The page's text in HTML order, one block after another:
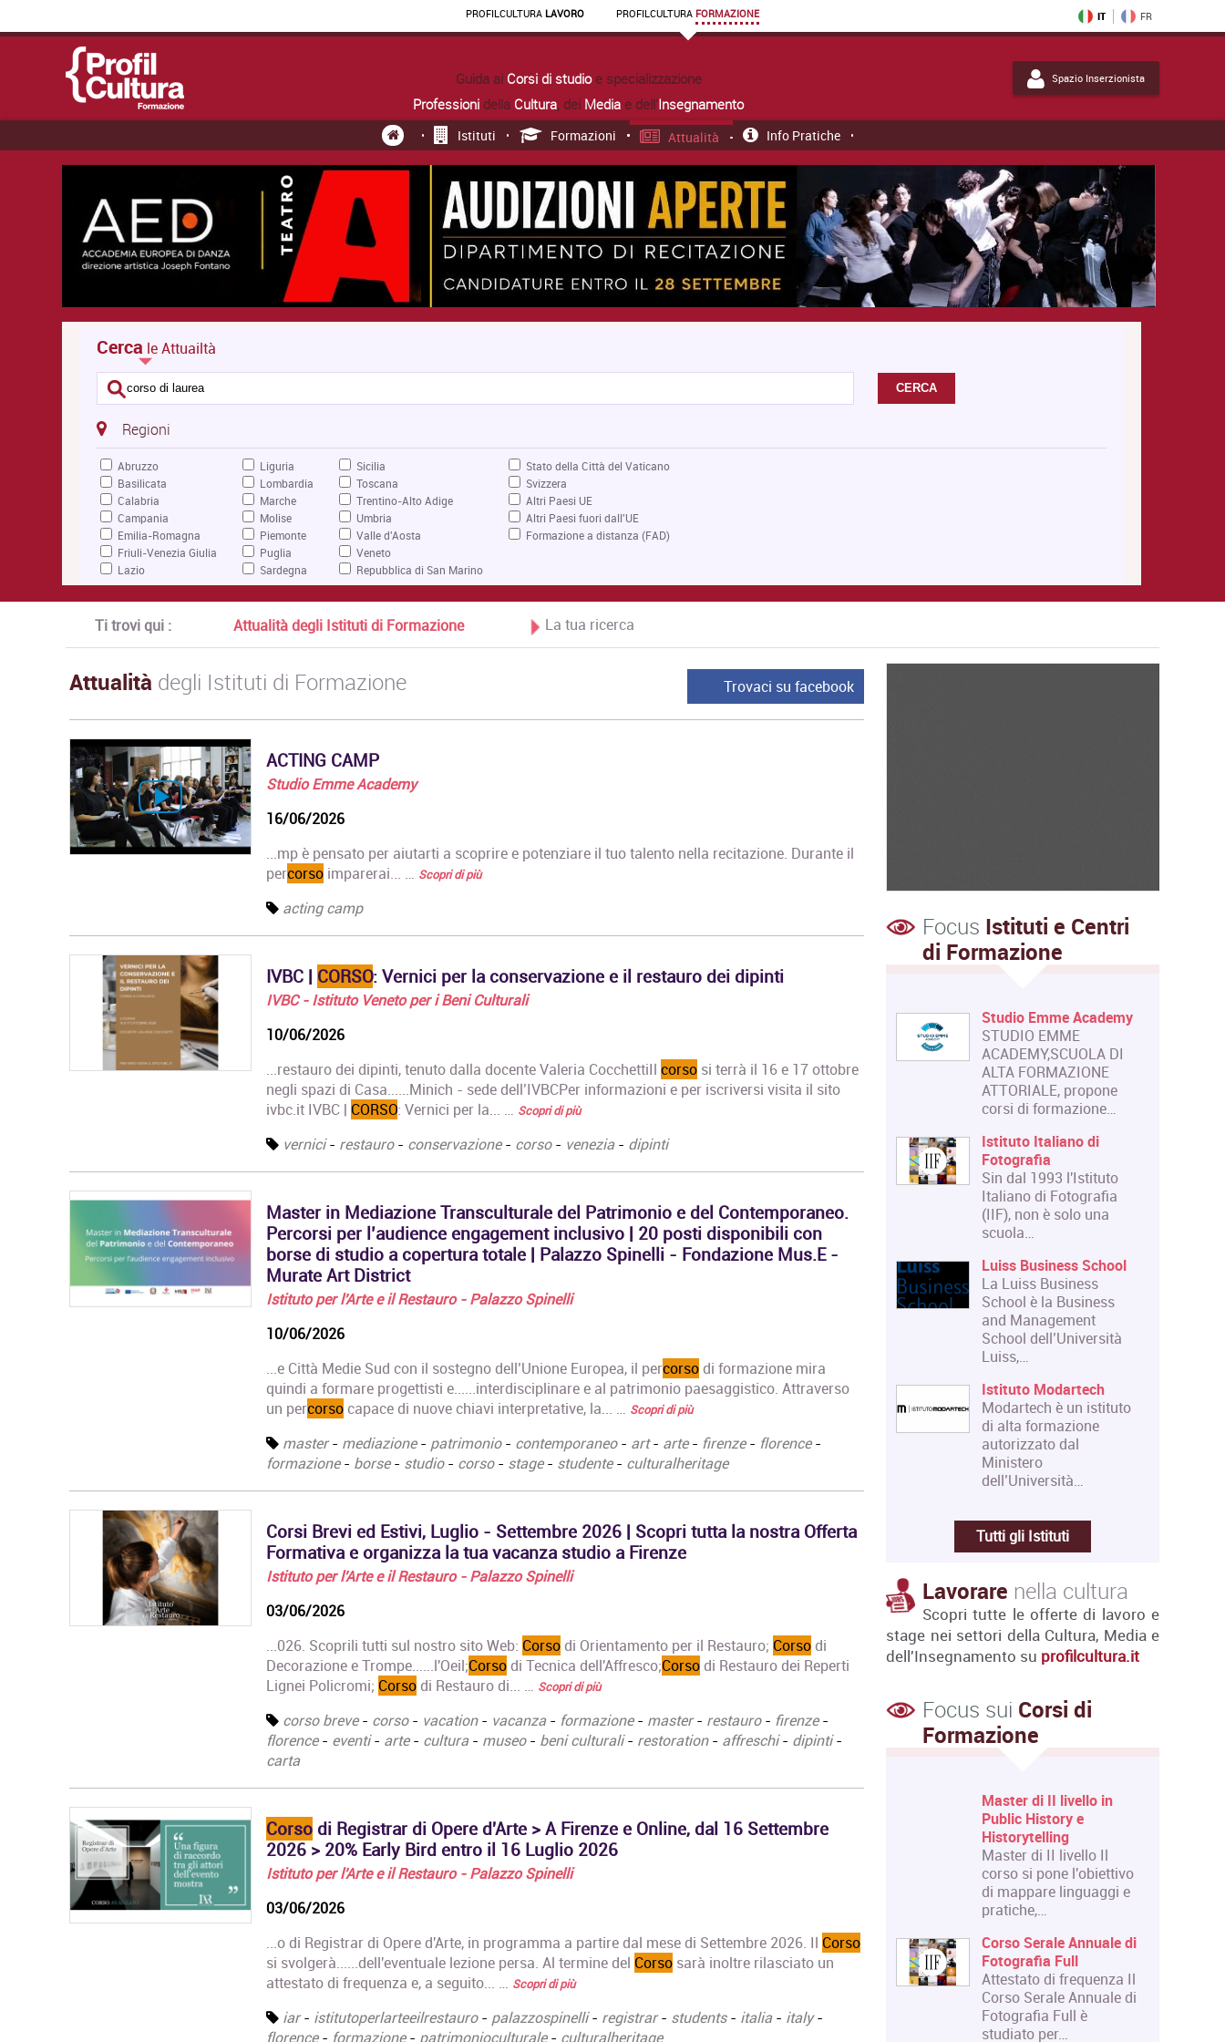
PROFILCULTURA LAVORO PROFILCULTURA FORMAZIONE IT FR
Guida ai Corsi di studioe specializzazione
Professioni della Cultura, dei Media e dell'Insegnamento
Spazio Inserzionista
Istituti Formazioni Attualità Info Pratiche
Cerca le Attuailtà
CERCA
Regioni
Abruzzo
Basilicata
Calabria
Campania
Emilia-Romagna
Friuli-Venezia Giulia
Lazio
Liguria
Lombardia
Marche
Molise
Piemonte
Puglia
Sardegna
Sicilia
Toscana
Trentino-Alto Adige
Umbria
Valle d'Aosta
Veneto
Repubblica di San Marino
Stato della Città del Vaticano
Svizzera
Altri Paesi UE
Altri Paesi fuori dall'UE
Formazione a distanza (FAD)
Ti trovi qui : Attualità degli Istituti di Formazione La tua ricerca
Attualità degli Istituti di Formazione Trovaci su facebook
ACTING CAMP
Studio Emme Academy
16/06/2026
...mp è pensato per aiutarti a scoprire e potenziare il tuo talento nella recitazione. Durante il
percorso imparerai... … Scopri di più
acting camp
IVBC | CORSO: Vernici per la conservazione e il restauro dei dipinti
IVBC - Istituto Veneto per i Beni Culturali
10/06/2026
...restauro dei dipinti, tenuto dalla docente Valeria CocchettiIl corso si terrà il 16 e 17 ottobre
negli spazi di Casa......Minich - sede dell’IVBCPer informazioni e per iscriversi visita il sito
ivbc.it IVBC | CORSO: Vernici per la... … Scopri di più
vernici- restauro- conservazione- corso- venezia- dipinti
Master in Mediazione Transculturale del Patrimonio e del Contemporaneo.
Percorsi per l’audience engagement inclusivo | 20 posti disponibili con
borse di studio a copertura totale | Palazzo Spinelli - Fondazione Mus.E -
Murate Art District
Istituto per l'Arte e il Restauro - Palazzo Spinelli
10/06/2026
...e Città Medie Sud con il sostegno dell’Unione Europea, il percorsodi formazione mira
quindi a formare progettisti e......interdisciplinare e al patrimonio paesaggistico. Attraverso
un percorsocapace di nuove chiavi interpretative, la... … Scopri di più
master- mediazione- patrimonio- contemporaneo- art- arte- firenze- florence-
formazione- borse- studio- corso- stage- studente- culturalheritage
Corsi Brevi ed Estivi, Luglio - Settembre 2026 | Scopri tutta la nostra Offerta
Formativa e organizza la tua vacanza studio a Firenze
Istituto per l'Arte e il Restauro - Palazzo Spinelli
03/06/2026
...026. Scoprili tutti sul nostro sito Web: Corsodi Orientamento per il Restauro; Corsodi
Decorazione e Trompe......l'Oeil;‍Corsodi Tecnica dell'Affresco;Corsodi Restauro dei Reperti
Lignei Policromi; Corsodi Restauro di... … Scopri di più
corso breve- corso- vacation- vacanza- formazione- master- restauro- firenze-
florence- eventi- arte- cultura- museo- beni culturali- restoration- affreschi- dipinti-
carta
Corso di Registrar di Opere d'Arte > A Firenze e Online, dal 16 Settembre
2026 > 20% Early Bird entro il 16 Luglio 2026
Istituto per l'Arte e il Restauro - Palazzo Spinelli
03/06/2026
...o di Registrar di Opere d'Arte, in programma a partire dal mese di Settembre 2026. Il Corso
si svolgerà......dell'eventuale lezione persa. Al termine del Corso sarà inoltre rilasciato un
attestato di frequenza e, a seguito... … Scopri di più
iar- istitutoperlarteeilrestauro- palazzospinelli- registrar- students- italia- italy-
florence- formazione- patrimonioculturale- culturalheritage
Focus Istituti e Centri
di Formazione
Studio Emme Academy
STUDIO EMME
ACADEMY,SCUOLA DI
ALTA FORMAZIONE
ATTORIALE, propone
corsi di formazione…
Istituto Italiano di
Fotografia
Sin dal 1993 l'Istituto
Italiano di Fotografia
(IIF), non è solo una
scuola…
Luiss Business School
La Luiss Business
School è la Business
and Management
School dell’Università
Luiss,…
Istituto Modartech
Modartech è un istituto
di alta formazione
autorizzato dal
Ministero
dell’Università…
Tutti gli Istituti
Lavorare nella cultura
Scopri tutte le offerte di lavoro e
stage nei settori della Cultura, Media e
dell'Insegnamento su profilcultura.it
Focus sui Corsi di
Formazione
Diploma Accademico di
Primo Livello - Laurea
Triennale in Fashion
Design, titolo…
Cartaceo
La Qualifica formata dal
corso è quella di
Tecnico del Restauro di
Beni Culturali…
in Architettura e Design
sostenibile
Maestria e rivelazione:
Analisi della Pala di
esecutive,
Master di II livello in
Public History e
Historytelling
Master di II livello Il
corso si pone l'obiettivo
di mappare linguaggi e
pratiche,…
Corso Serale Annuale di
Fotografia Full
Attestato di frequenza Il
Corso Serale Annuale di
Fotografia Full è
studiato per…